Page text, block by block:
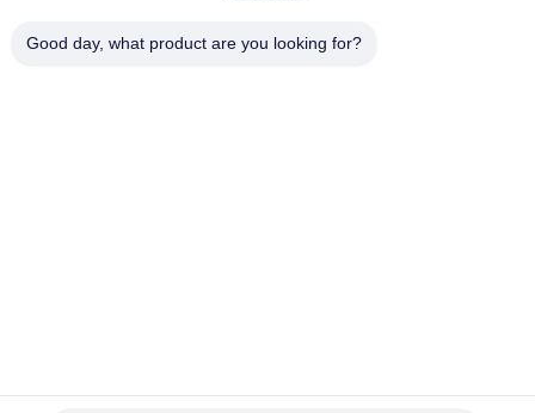
건설 트럭
Good day, what product are you looking for?